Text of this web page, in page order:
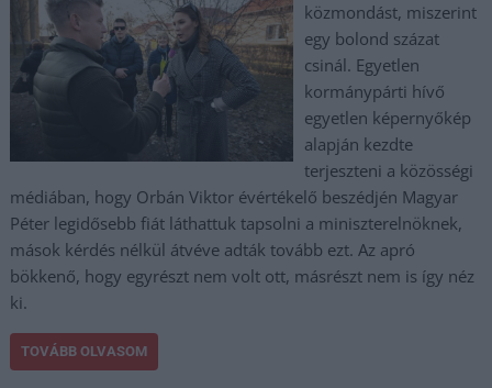
közmondást, miszerint
egy bolond százat
csinál. Egyetlen
kormánypárti hívő
egyetlen képernyőkép
alapján kezdte
terjeszteni a közösségi
médiában, hogy Orbán Viktor évértékelő beszédjén Magyar
Péter legidősebb fiát láthattuk tapsolni a miniszterelnöknek,
mások kérdés nélkül átvéve adták tovább ezt. Az apró
bökkenő, hogy egyrészt nem volt ott, másrészt nem is így néz
ki.
TOVÁBB OLVASOM